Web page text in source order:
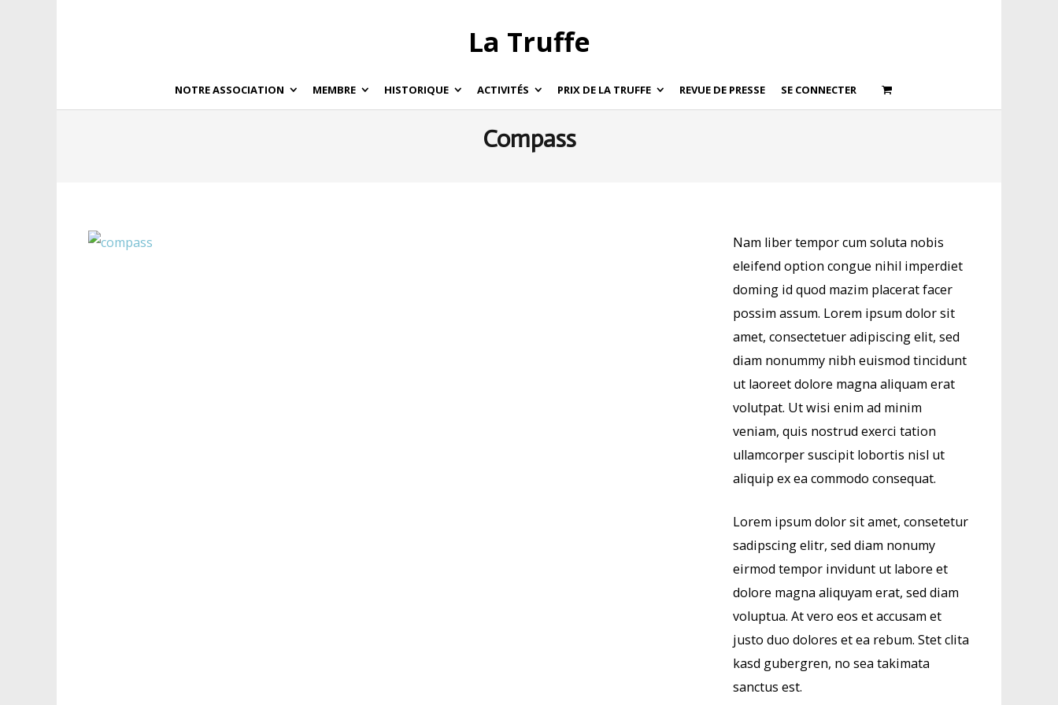
La Truffe
NOTRE ASSOCIATION MEMBRE HISTORIQUE ACTIVITÉS PRIX DE LA TRUFFE REVUE DE PRESSE SE CONNECTER
Compass
Nam liber tempor cum soluta nobis
eleifend option congue nihil imperdiet
doming id quod mazim placerat facer
possim assum. Lorem ipsum dolor sit
amet, consectetuer adipiscing elit, sed
diam nonummy nibh euismod tincidunt
ut laoreet dolore magna aliquam erat
volutpat. Ut wisi enim ad minim
veniam, quis nostrud exerci tation
ullamcorper suscipit lobortis nisl ut
aliquip ex ea commodo consequat.
Lorem ipsum dolor sit amet, consetetur
sadipscing elitr, sed diam nonumy
eirmod tempor invidunt ut labore et
dolore magna aliquyam erat, sed diam
voluptua. At vero eos et accusam et
justo duo dolores et ea rebum. Stet clita
kasd gubergren, no sea takimata
sanctus est.